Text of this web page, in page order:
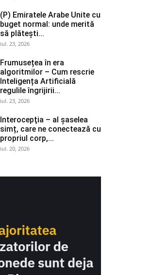
(P) Emiratele Arabe Unite cu
buget normal: unde merită
să plătești...
iul. 23, 2026
Frumusețea în era
algoritmilor – Cum rescrie
Inteligența Artificială
regulile îngrijirii...
iul. 23, 2026
Interocepţia – al șaselea
simț, care ne conectează cu
propriul corp,...
iul. 20, 2026